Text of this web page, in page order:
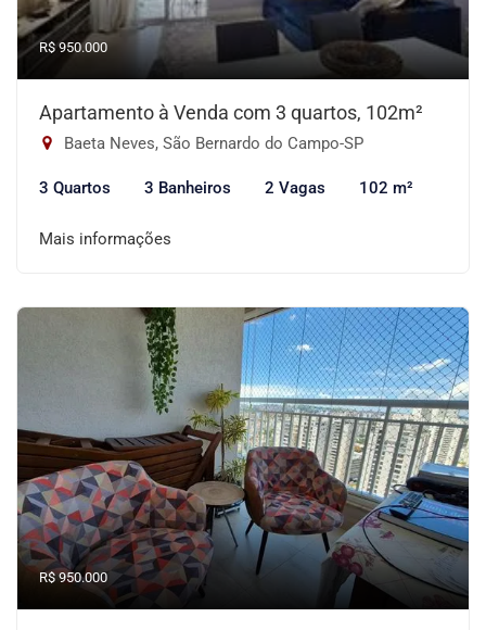
R$ 950.000
Apartamento à Venda com 3 quartos, 102m²
Baeta Neves, São Bernardo do Campo-SP
3 Quartos 3 Banheiros 2 Vagas 102 m²
Mais informações
R$ 950.000